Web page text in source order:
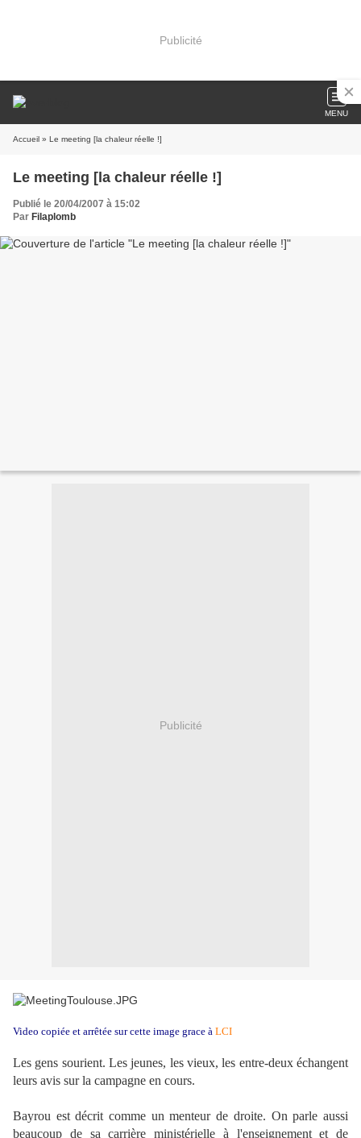
Publicité
MENU
Accueil » Le meeting [la chaleur réelle !]
Le meeting [la chaleur réelle !]
Publié le 20/04/2007 à 15:02
Par Filaplomb
Publicité
Video copiée et arrêtée sur cette image grace à LCI
Les gens sourient. Les jeunes, les vieux, les entre-deux échangent
leurs avis sur la campagne en cours.
Bayrou est décrit comme un menteur de droite. On parle aussi
beaucoup de sa carrière ministérielle à l'enseignement et de